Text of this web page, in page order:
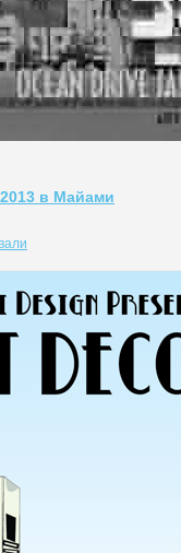
в Майами